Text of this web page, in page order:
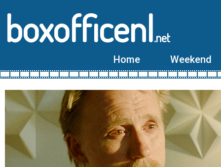
boxofficenl.net
Home Weekend